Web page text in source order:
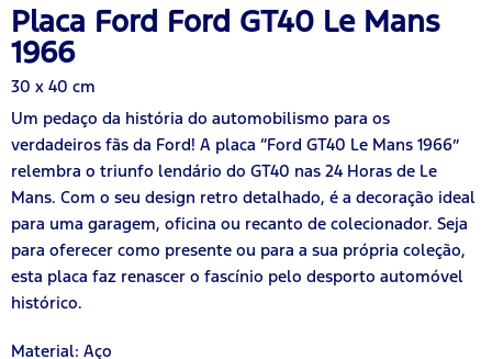
Placa Ford Ford GT40 Le Mans
1966
30 x 40 cm
Um pedaço da história do automobilismo para os
verdadeiros fãs da Ford! A placa “Ford GT40 Le Mans 1966”
relembra o triunfo lendário do GT40 nas 24 Horas de Le
Mans. Com o seu design retro detalhado, é a decoração ideal
para uma garagem, oficina ou recanto de colecionador. Seja
para oferecer como presente ou para a sua própria coleção,
esta placa faz renascer o fascínio pelo desporto automóvel
histórico.
Material: Aço